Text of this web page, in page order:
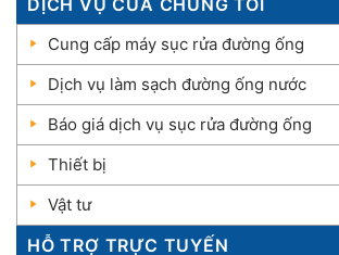
DỊCH VỤ CỦA CHÚNG TÔI
Cung cấp máy sục rửa đường ống
Dịch vụ làm sạch đường ống nước
Báo giá dịch vụ sục rửa đường ống
Thiết bị
Vật tư
HỖ TRỢ TRỰC TUYẾN